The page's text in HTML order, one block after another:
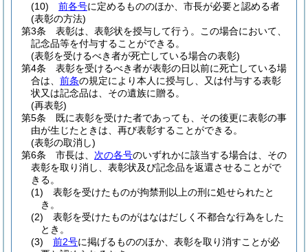
(10)
前各号に定めるもののほか、市長が必要と認める者
(表彰の方法)
第3条
表彰は、表彰状を授与して行う。
この場合において、
記念品等を付与することができる。
(表彰を受けるべき者が死亡している場合の表彰)
第4条
表彰を受けるべき者が表彰の日以前に死亡している場
合は、 前条の規定により本人に授与し、又は付与する表彰
状又は記念品は、その遺族に贈る。
(再表彰)
第5条
既に表彰を受けた者であっても、その後更に表彰の事
由が生じたときは、再び表彰することができる。
(表彰の取消し)
第6条
市長は、 次の各号のいずれかに該当する場合は、その
表彰を取り消し、表彰状及び記念品を返還させることがで
きる。
(1)
表彰を受けたものが拘禁刑以上の刑に処せられたと
き。
(2)
表彰を受けたものがはなはだしく不都合な行為をした
とき。
(3)
前2号に掲げるもののほか、表彰を取り消すことが必